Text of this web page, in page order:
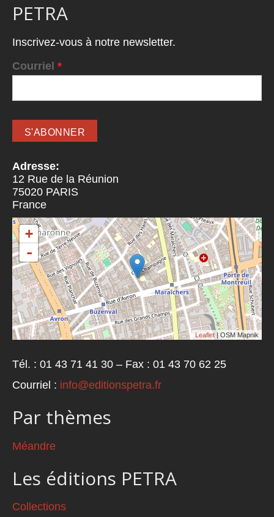
PETRA
Inscrivez-vous à notre newsletter.
Courriel *
Adresse:
12 Rue de la Réunion
75020 PARIS
France
+
-
Leaflet | OSM Mapnik
Tél. : 01 43 71 41 30 – Fax : 01 43 70 62 25
Courriel : info@editionspetra.fr
Par thèmes
Méandre
Les éditions PETRA
Collections